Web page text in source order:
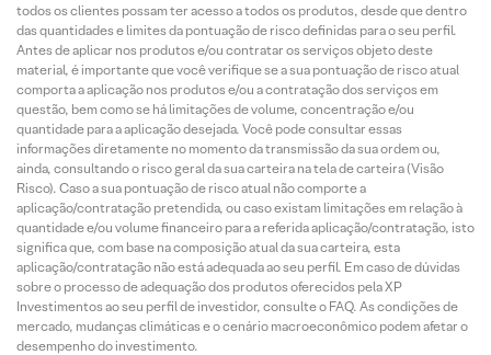
todos os clientes possam ter acesso a todos os produtos, desde que dentro
das quantidades e limites da pontuação de risco definidas para o seu perfil.
Antes de aplicar nos produtos e/ou contratar os serviços objeto deste
material, é importante que você verifique se a sua pontuação de risco atual
comporta a aplicação nos produtos e/ou a contratação dos serviços em
questão, bem como se há limitações de volume, concentração e/ou
quantidade para a aplicação desejada. Você pode consultar essas
informações diretamente no momento da transmissão da sua ordem ou,
ainda, consultando o risco geral da sua carteira na tela de carteira (Visão
Risco). Caso a sua pontuação de risco atual não comporte a
aplicação/contratação pretendida, ou caso existam limitações em relação à
quantidade e/ou volume financeiro para a referida aplicação/contratação, isto
significa que, com base na composição atual da sua carteira, esta
aplicação/contratação não está adequada ao seu perfil. Em caso de dúvidas
sobre o processo de adequação dos produtos oferecidos pela XP
Investimentos ao seu perfil de investidor, consulte o FAQ. As condições de
mercado, mudanças climáticas e o cenário macroeconômico podem afetar o
desempenho do investimento.